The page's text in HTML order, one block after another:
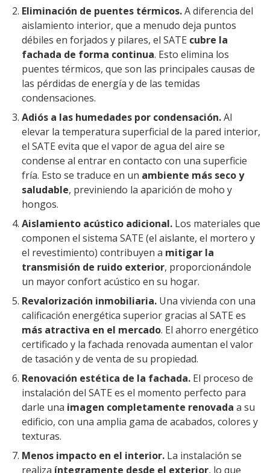
Eliminación de puentes térmicos.A diferencia del
aislamiento interior, que a menudo deja puntos
débiles en forjados y pilares, el SATE cubre la
fachada de forma continua. Esto elimina los
puentes térmicos, que son las principales causas de
las pérdidas de energía y de las temidas
condensaciones.
Adiós a las humedades por condensación.Al
elevar la temperatura superficial de la pared interior,
el SATE evita que el vapor de agua del aire se
condense al entrar en contacto con una superficie
fría. Esto se traduce en un ambiente más seco y
saludable, previniendo la aparición de moho y
hongos.
Aislamiento acústico adicional. Los materiales que
componen el sistema SATE (el aislante, el mortero y
el revestimiento) contribuyen a mitigar la
transmisión de ruido exterior, proporcionándole
un mayor confort acústico en su hogar.
Revalorización inmobiliaria. Una vivienda con una
calificación energética superior gracias al SATE es
más atractiva en el mercado. El ahorro energético
certificado y la fachada renovada aumentan el valor
de tasación y de venta de su propiedad.
Renovación estética de la fachada. El proceso de
instalación del SATE es el momento perfecto para
darle una imagen completamente renovada a su
edificio, con una amplia gama de acabados, colores y
texturas.
Menos impacto en el interior. La instalación se
realiza íntegramente desde el exterior, lo que